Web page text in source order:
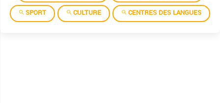
SPORT
CULTURE CENTRES DES LANGUES